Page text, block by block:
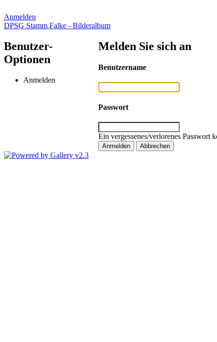
Anmelden
DPSG Stamm Falke - Bilderalbum
Benutzer-
Optionen
Anmelden
Melden Sie sich an
Benutzername
Passwort
Ein vergessenes/verlorenes Passwort